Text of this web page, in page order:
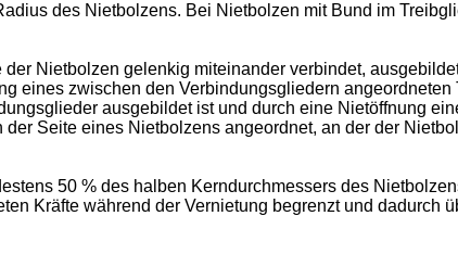
des Nietbolzens. Bei Nietbolzen mit Bund im
Nietbolzen gelenkig miteinander verbindet,
eines zwischen den Verbindungsgliedern angeordneten
ausgebildet ist und durch eine Nietöffnung
Seite eines Nietbolzens angeordnet, an der der
50 % des halben Kerndurchmessers des
Kräfte während der Vernietung begrenzt und dadurch